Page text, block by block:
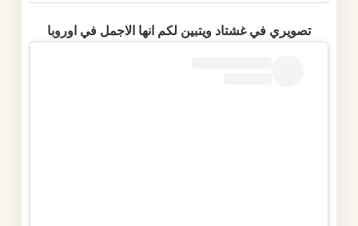
تصويري في غشتاد ويتبين لكم انها الاجمل في اوروبا